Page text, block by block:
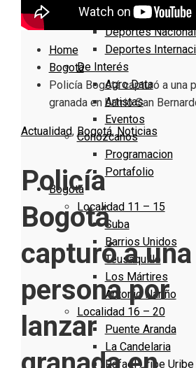
Deportes Locales
Deportes
Deportes
De Interés
Agro Data
Artistas
Eventos
Conózcanos
Programacion
Portafolio
Bogotá
Localidad 11 – 15
Suba
Barrios Unidos
Teusaquillo
Los Mártires
Antonio Nariño
Localidad 16 – 20
Puente Aranda
La Candelaria
Rafael Uribe Uribe
Home
Bogotá
Policía Bogotá capturó a una
granada en barrio San
Actualidad, Bogotá, Noticias
Policía
Bogotá
capturó a una
persona por
lanzar